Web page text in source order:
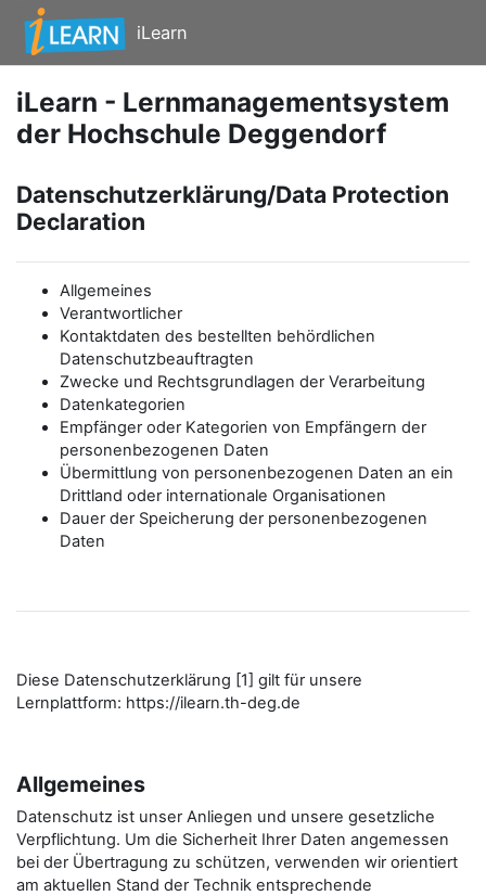
Zum Hauptinhalt
iLearn
iLearn - Lernmanagementsystem
der Hochschule Deggendorf
Datenschutzerklärung/Data Protection
Declaration
Allgemeines
Verantwortlicher
Kontaktdaten des bestellten behördlichen
Datenschutzbeauftragten
Zwecke und Rechtsgrundlagen der Verarbeitung
Datenkategorien
Empfänger oder Kategorien von Empfängern der
personenbezogenen Daten
Übermittlung von personenbezogenen Daten an ein
Drittland oder internationale Organisationen
Dauer der Speicherung der personenbezogenen
Daten
Diese Datenschutzerklärung [1] gilt für unsere
Lernplattform: https://ilearn.th-deg.de
Allgemeines
Datenschutz ist unser Anliegen und unsere gesetzliche
Verpflichtung. Um die Sicherheit Ihrer Daten angemessen
bei der Übertragung zu schützen, verwenden wir orientiert
am aktuellen Stand der Technik entsprechende